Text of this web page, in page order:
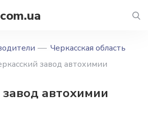
Черкасская область
завод автохимии
автохимии